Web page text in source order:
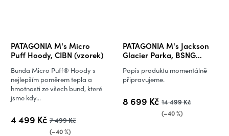
PATAGONIA M's Micro
Puff Hoody, CIBN (vzorek)
4 499 Kč 7 499 Kč
(–40 %)
Bunda Micro Puff® Hoody s
nejlepším poměrem tepla a
hmotnosti ze všech bund, které
jsme kdy...
PATAGONIA M's Jackson
Glacier Parka, BSNG
8 699 Kč 14 499 Kč
(–40 %)
Popis produktu momentálně
připravujeme.